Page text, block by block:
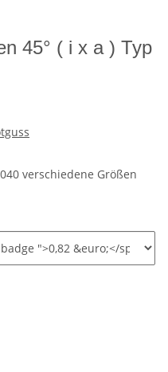
45° ( i x a ) Typ
verschiedene Größen